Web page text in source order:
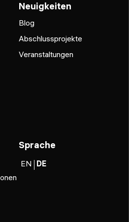
Neuigkeiten
Blog
Abschlussprojekte
Veranstaltungen
Sprache
EN DE